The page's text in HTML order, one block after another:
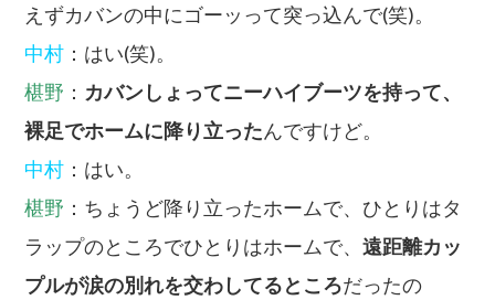
えずカバンの中にゴーッって突っ込んで(笑)。
中村 ：はい(笑)。
椹野 ： カバンしょってニーハイブーツを持って、
裸足でホームに降り立ったんですけど。
中村 ：はい。
椹野 ：ちょうど降り立ったホームで、ひとりはタ
ラップのところでひとりはホームで、遠距離カッ
プルが涙の別れを交わしてるところだったの